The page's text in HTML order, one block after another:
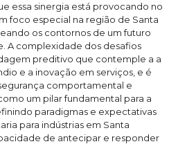
essa sinergia está provocando no
foco especial na região de Santa
os contornos de um futuro
A complexidade dos desafios
preditivo que contemple a a
e a inovação em serviços, e é
comportamental e
um pilar fundamental para a
paradigmas e expectativas
para indústrias em Santa
de antecipar e responder